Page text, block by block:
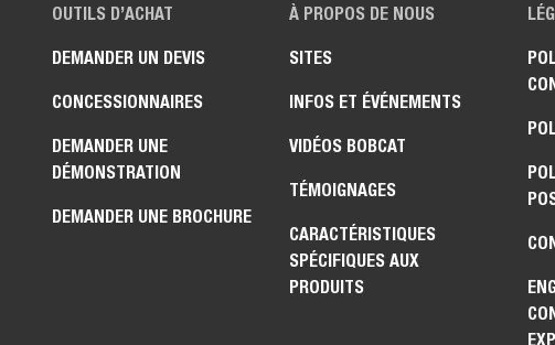
OUTILS D’ACHAT
DEMANDER UN DEVIS
CONCESSIONNAIRES
DEMANDER UNE
DÉMONSTRATION
DEMANDER UNE BROCHURE
À PROPOS DE NOUS
SITES
INFOS ET ÉVÉNEMENTS
VIDÉOS BOBCAT
TÉMOIGNAGES
CARACTÉRISTIQUES
SPÉCIFIQUES AUX
PRODUITS